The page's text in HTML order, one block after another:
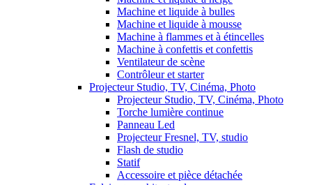
Machine et liquide à bulles
Machine et liquide à mousse
Machine à flammes et à étincelles
Machine à confettis et confettis
Ventilateur de scène
Contrôleur et starter
Projecteur Studio, TV, Cinéma, Photo
Projecteur Studio, TV, Cinéma, Photo
Torche lumière continue
Panneau Led
Projecteur Fresnel, TV, studio
Flash de studio
Statif
Accessoire et pièce détachée